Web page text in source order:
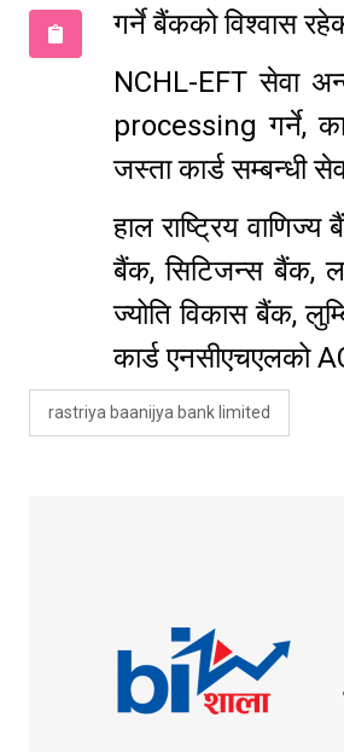
गर्ने बैंकको विश्वास
NCHL-EFT सेवा
processing गर्ने,
जस्ता कार्ड सम्बन्धी
हाल राष्ट्रिय
बैंक, सिटिजन्स बैंक,
ज्योति विकास बैंक,
कार्ड एनसीएचएलको
rastriya baanijya bank limited